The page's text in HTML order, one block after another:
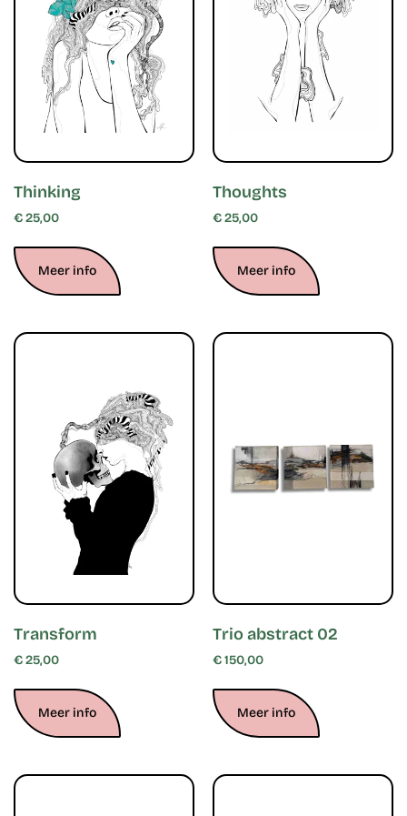
Thinking
€25,00
Meer info
Thoughts
€25,00
Meer info
Transform
€25,00
Meer info
Trio abstract 02
€150,00
Meer info